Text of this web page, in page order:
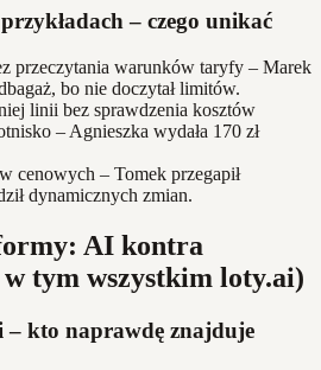
– czego unikać
przeczytania warunków taryfy – Marek
bo nie doczytał limitów.
linii bez sprawdzenia kosztów
– Agnieszka wydała 170 zł
cenowych – Tomek przegapił
dynamicznych zmian.
AI kontra
tym wszystkim loty.ai)
– kto naprawdę znajduje